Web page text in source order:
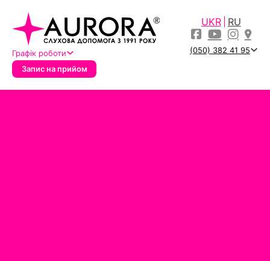
UKR RU
Графік роботи
(050) 382 41 95
Запис на прийом